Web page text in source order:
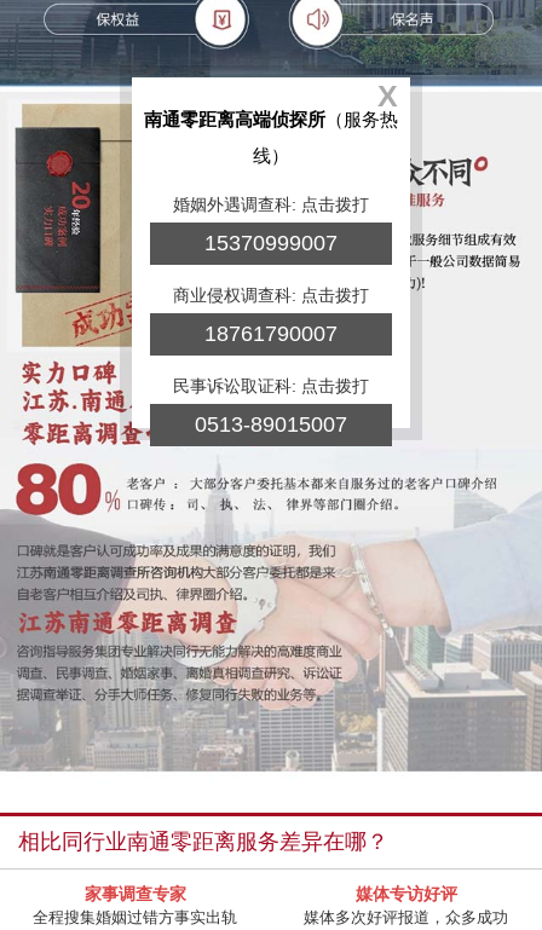
相比同行业南通零距离服务差异在哪？
家事调查专家
全程搜集婚姻过错方事实出轨
媒体专访好评
媒体多次好评报道，众多成功
X
南通零距离高端侦探所 （服务热
线）
婚姻外遇调查科: 点击拨打
15370999007
商业侵权调查科: 点击拨打
18761790007
民事诉讼取证科: 点击拨打
0513-89015007